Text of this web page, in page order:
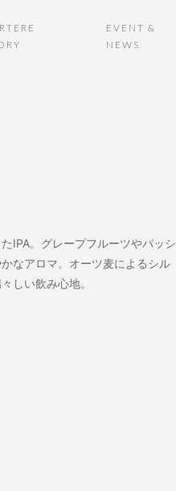
EVENT &
NEWS
IPA。グレープフルーツやパッシ
なアロマ。オーツ麦によるシル
しい飲み心地。